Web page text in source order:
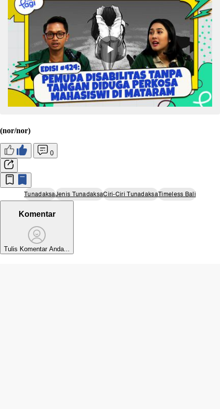
(nor/nor)
0
TunadaksaJenis TunadaksaCiri-Ciri TunadaksaTimeless Bali
Komentar
Tulis Komentar Anda...